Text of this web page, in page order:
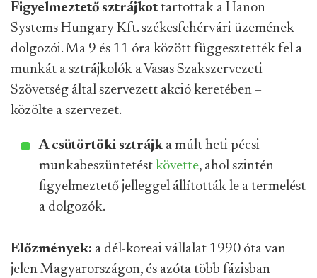
Figyelmeztető sztrájkot tartottak a Hanon
Systems Hungary Kft. székesfehérvári üzemének
dolgozói. Ma 9 és 11 óra között függesztették fel a
munkát a sztrájkolók a Vasas Szakszervezeti
Szövetség által szervezett akció keretében –
közölte a szervezet.
A csütörtöki sztrájk a múlt heti pécsi
munkabeszüntetést követte, ahol szintén
figyelmeztető jelleggel állították le a termelést
a dolgozók.
Előzmények: a dél-koreai vállalat 1990 óta van
jelen Magyarországon, és azóta több fázisban